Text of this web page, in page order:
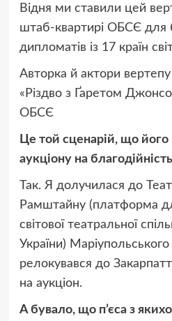
Відня ми ставили цей
штаб-квартирі ОБСЄ для
дипломатів із 17 країн
Авторка й актори
«Різдво з Ґаретом
ОБСЄ
Це той сценарій, що його
аукціону на
Так. Я долучилася до
Рамштайну (платформа
світової театральної
України)
релокувався до
на аукціон.
А бувало, що п’єса з